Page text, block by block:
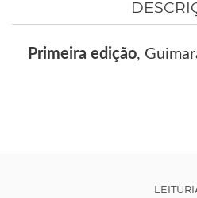
Primeira edição,